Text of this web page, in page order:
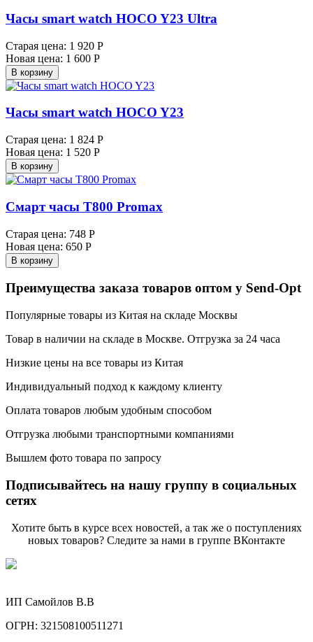
Часы smart watch HOCO Y23 Ultra
Старая цена: 1 920 Р
Новая цена: 1 600 Р
В корзину
Часы smart watch HOCO Y23
Старая цена: 1 824 Р
Новая цена: 1 520 Р
В корзину
Смарт часы Т800 Promax
Старая цена: 748 Р
Новая цена: 650 Р
В корзину
Преимущества заказа товаров оптом у Send-Opt
Популярные товары из Китая на складе Москвы
Товар в наличии на складе в Москве. Отгрузка за 24 часа
Низкие цены на все товары из Китая
Индивидуальный подход к каждому клиенту
Оплата товаров любым удобным способом
Отгрузка любыми транспортными компаниями
Вышлем фото товара по запросу
Подписывайтесь на нашу группу в социальных
сетях
Хотите быть в курсе всех новостей, а так же о поступлениях
новых товаров? Следите за нами в группе ВКонтакте
ИП Самойлов В.В
ОГРН: 321508100511271